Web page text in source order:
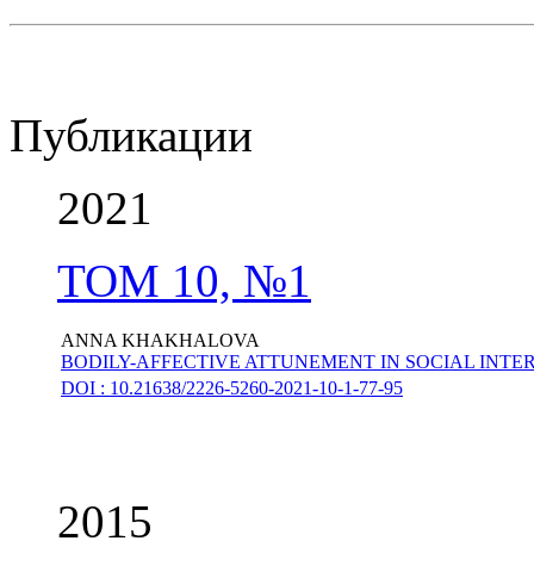
Публикации
2021
ТОМ 10, №1
ANNA KHAKHALOVA
BODILY-AFFECTIVE ATTUNEMENT IN SOCIAL
DOI : 10.21638/2226-5260-2021-10-1-77-95
2015